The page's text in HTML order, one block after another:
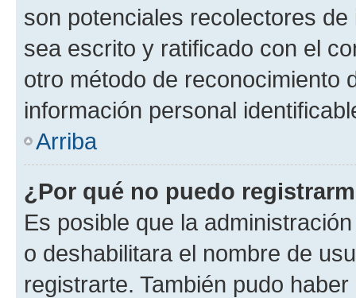
son potenciales recolectores
sea escrito y ratificado con el
otro método de reconocimiento
información personal
Arriba
¿Por qué no puedo
Es posible que la
o deshabilitara el nombre de
registrarte. También pudo